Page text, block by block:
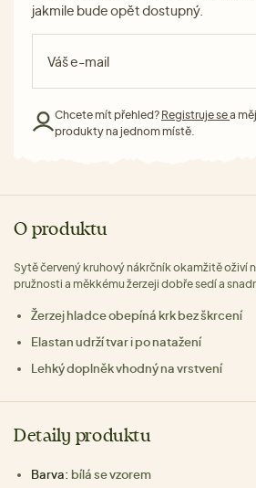
jakmile bude opět dostupný.
Chcete mít přehled? Registruje sea
produkty na jednom místě.
O produktu
Sytě červený kruhový nákrčník okamžitě oživí
pružnosti a měkkému žerzeji dobře sedí a
Žerzej hladce obepíná krk bez škrcení
Elastan udrží tvar i po natažení
Lehký doplněk vhodný na vrstvení
Detaily produktu
Barva: bílá se vzorem